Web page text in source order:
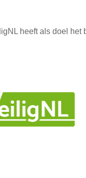
heeft als doel